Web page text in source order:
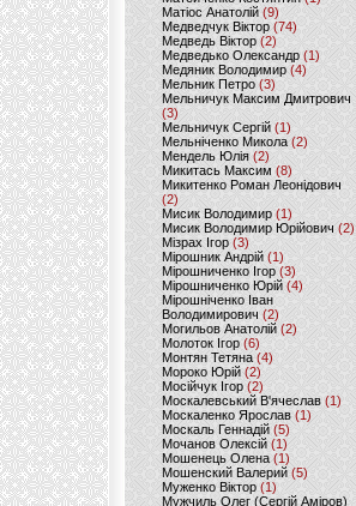
Матіос Анатолій (9)
Медведчук Віктор(74)
Медведь Віктор (2)
Медведько Олександр (1)
Медяник Володимир(4)
Мельник Петро (3)
Мельничук Максим Дмитрович
(3)
Мельничук Сергій (1)
Мельніченко Микола (2)
Мендель Юлія (2)
Микитась Максим (8)
Микитенко Роман Леонідович
(2)
Мисик Володимир (1)
Мисик Володимир Юрійович(2)
Мізрах Ігор(3)
Мірошник Андрій(1)
Мірошниченко Ігор (3)
Мірошниченко Юрій(4)
Мірошніченко Іван
Володимирович (2)
Могильов Анатолій (2)
Молоток Ігор (6)
Монтян Тетяна (4)
Мороко Юрій(2)
Мосійчук Ігор (2)
Москалевський В'ячеслав (1)
Москаленко Ярослав (1)
Москаль Геннадій (5)
Мочанов Олексій(1)
Мошенець Олена(1)
Мошенский Валерий (5)
Муженко Віктор (1)
Мужчиль Олег (Сергій Аміров)